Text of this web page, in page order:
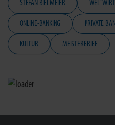
STEFAN BIELMEIER
ONLINE-BANKING PRIVATE
KULTUR MEISTERBRIEF